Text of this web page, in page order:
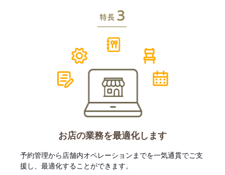
お店の業務を最適化します
予約管理から店舗内オペレーションまでを一気通貫でご支
援し、最適化することができます。